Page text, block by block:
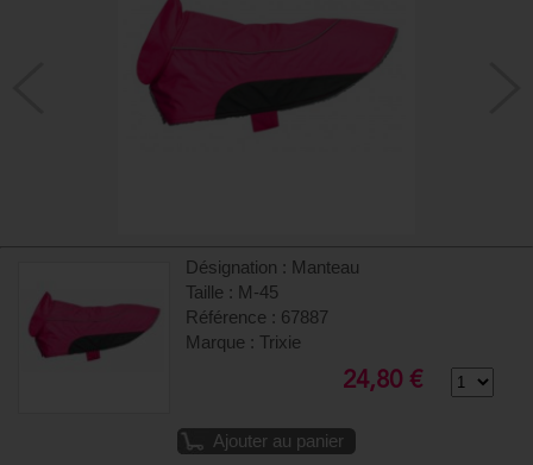
Désignation : Manteau
Taille : M-45
Référence : 67887
Marque : Trixie
24,80 €
Ajouter au panier